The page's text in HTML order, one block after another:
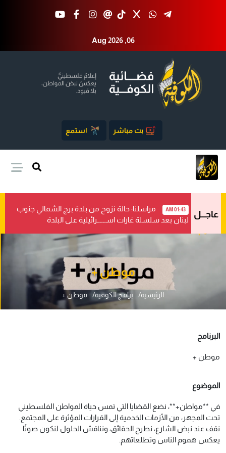
Aug 2026 ,06
بث مباشر استمع
عاجـــل 01:43 AM
مراسلنا: حالة نزوح من بلدة برج الشمالي جنوب
لبنان بعد سلسلة غارات اســــــرائيلية على البلدة
موطن +
الرئيسية برامج الكوفية موطن +
البرنامج
موطن +
الموضوع
في **مواطن+**، نضع القضايا التي تمس حياة المواطن الفلسطيني
تحت المجهر، من الأزمات الخدمية إلى القرارات المؤثرة على المجتمع.
نقف عند نبض الشارع، نطرح الحقائق، ونناقش الحلول لنكون صوتًا
يعكس هموم الناس وتطلعاتهم.